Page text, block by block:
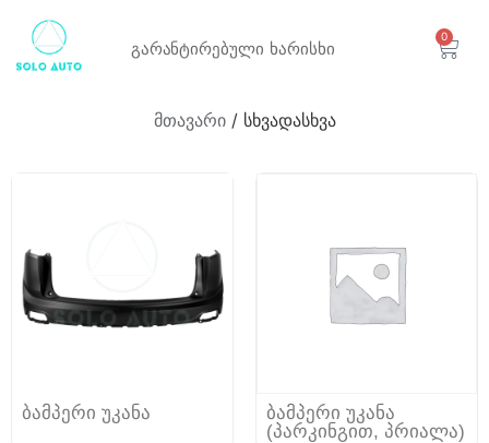
გარანტირებული ხარისხი
0
მთავარი/ სხვადასხვა
ბამპერი უკანა
ბამპერი უკანა
(პარკინგით, პრიალა)